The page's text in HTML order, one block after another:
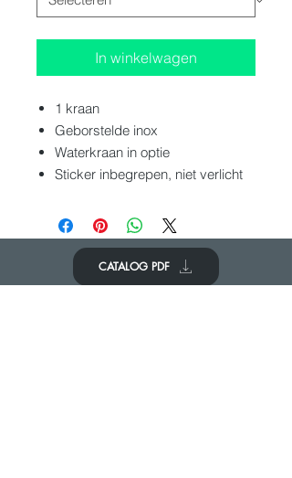
In winkelwagen
1 kraan
Geborstelde inox
Waterkraan in optie
Sticker inbegrepen, niet verlicht
CATALOG PDF